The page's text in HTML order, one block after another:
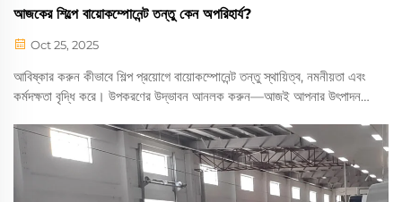
আজকের শিল্পে বায়োকম্পোনেন্ট তন্তু কেন অপরিহার্য?
Oct 25, 2025
আবিষ্কার করুন কীভাবে শিল্প প্রয়োগে বায়োকম্পোনেন্ট তন্তু স্থায়িত্ব, নমনীয়তা এবং
কর্মদক্ষতা বৃদ্ধি করে। উপকরণের উদ্ভাবন আনলক করুন—আজই আপনার উৎপাদন